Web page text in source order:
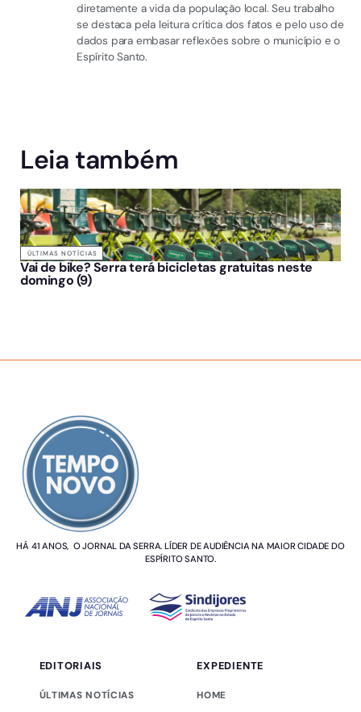
diretamente a vida da população local. Seu trabalho
se destaca pela leitura crítica dos fatos e pelo uso de
dados para embasar reflexões sobre o município e o
Espírito Santo.
Leia também
ÚLTIMAS NOTÍCIAS
Vai de bike? Serra terá bicicletas gratuitas neste
domingo (9)
HÁ 41 ANOS, O JORNAL DA SERRA. LÍDER DE AUDIÊNCIA NA MAIOR CIDADE DO
ESPÍRITO SANTO.
EDITORIAIS
ÚLTIMAS NOTÍCIAS
EXPEDIENTE
HOME